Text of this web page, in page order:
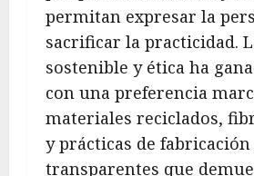
permitan expresar la
sacrificar la practicidad.
sostenible y ética ha
con una preferencia
materiales reciclados,
y prácticas de fabricación
transparentes que